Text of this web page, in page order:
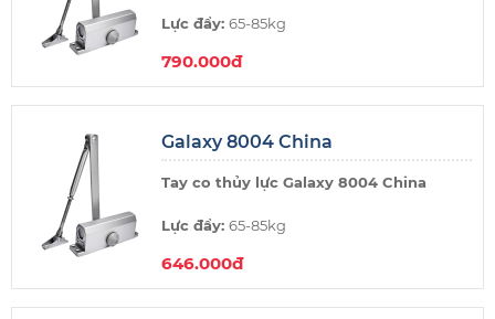
Lực đẩy: 65-85kg
Thương hiệu:
Xuất xứ:Taiwan (Đài Loan)
Có điểm dừng
790.000đ
Galaxy 8004 China
Tay co thủy lực Galaxy 8004 China
Lực đẩy: 65-85kg
Thương hiệu:
Xuất xứ:China (Trung Quốc)
646.000đ